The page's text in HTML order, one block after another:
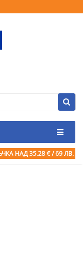
НАД 35.28 € / 69 ЛВ.